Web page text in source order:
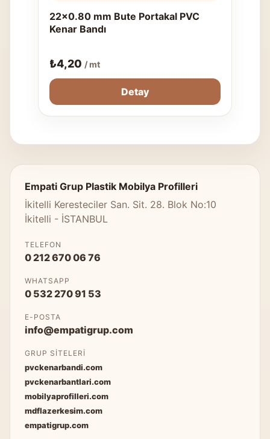
22x0.80 mm Bute Portakal PVC
Kenar Bandı
₺4,20 / mt
Detay
Empati Grup Plastik Mobilya Profilleri
İkitelli Keresteciler San. Sit. 28. Blok No:10
İkitelli - İSTANBUL
TELEFON
0 212 670 06 76
WHATSAPP
0 532 270 91 53
E-POSTA
info@empatigrup.com
GRUP SITELERI
pvckenarbandi.com
pvckenarbantlari.com
mobilyaprofilleri.com
mdflazerkesim.com
empatigrup.com